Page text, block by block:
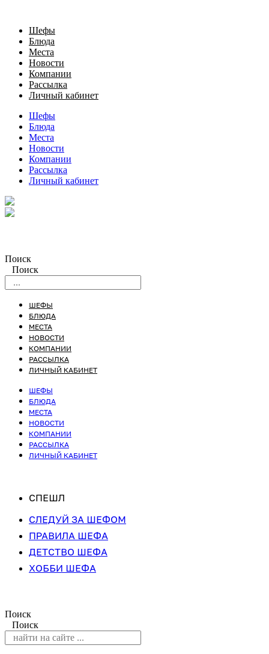
Шефы
Блюда
Места
Новости
Компании
Рассылка
Личный кабинет
Шефы
Блюда
Места
Новости
Компании
Рассылка
Личный кабинет
Поиск
Поиск
ШЕФЫ
БЛЮДА
МЕСТА
НОВОСТИ
КОМПАНИИ
РАССЫЛКА
ЛИЧНЫЙ КАБИНЕТ
ШЕФЫ
БЛЮДА
МЕСТА
НОВОСТИ
КОМПАНИИ
РАССЫЛКА
ЛИЧНЫЙ КАБИНЕТ
СПЕШЛ
СЛЕДУЙ ЗА ШЕФОМ
ПРАВИЛА ШЕФА
ДЕТСТВО ШЕФА
ХОББИ ШЕФА
Поиск
Поиск